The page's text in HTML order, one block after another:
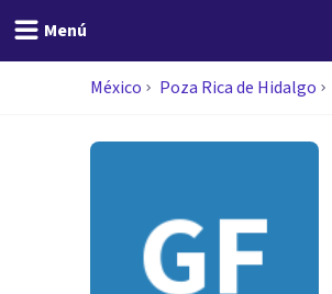
Menú
México Poza Rica de Hidalgo